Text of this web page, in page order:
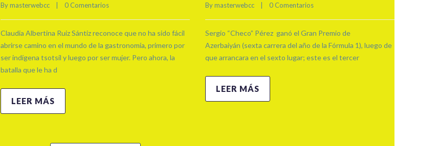
By masterwebcc 0 Comentarios
Claudia Albertina Ruiz Sántiz reconoce que no ha sido fácil
abrirse camino en el mundo de la gastronomía, primero por
ser indígena tsotsil y luego por ser mujer. Pero ahora, la
batalla que le ha d
LEER MÁS
By masterwebcc 0 Comentarios
Sergio “Checo” Pérez ganó el Gran Premio de
Azerbaiyán (sexta carrera del año de la Fórmula 1), luego de
que arrancara en el sexto lugar; este es el tercer
LEER MÁS